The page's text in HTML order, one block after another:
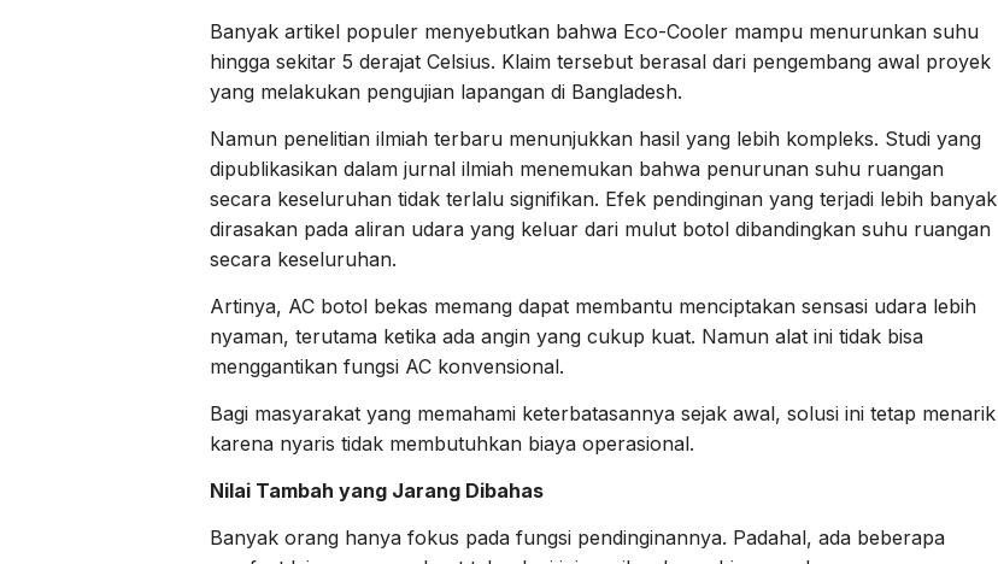
Banyak artikel populer menyebutkan bahwa Eco-Cooler mampu menurunkan suhu
hingga sekitar 5 derajat Celsius. Klaim tersebut berasal dari pengembang awal proyek
yang melakukan pengujian lapangan di Bangladesh.
Namun penelitian ilmiah terbaru menunjukkan hasil yang lebih kompleks. Studi yang
dipublikasikan dalam jurnal ilmiah menemukan bahwa penurunan suhu ruangan
secara keseluruhan tidak terlalu signifikan. Efek pendinginan yang terjadi lebih banyak
dirasakan pada aliran udara yang keluar dari mulut botol dibandingkan suhu ruangan
secara keseluruhan.
Artinya, AC botol bekas memang dapat membantu menciptakan sensasi udara lebih
nyaman, terutama ketika ada angin yang cukup kuat. Namun alat ini tidak bisa
menggantikan fungsi AC konvensional.
Bagi masyarakat yang memahami keterbatasannya sejak awal, solusi ini tetap menarik
karena nyaris tidak membutuhkan biaya operasional.
Nilai Tambah yang Jarang Dibahas
Banyak orang hanya fokus pada fungsi pendinginannya. Padahal, ada beberapa